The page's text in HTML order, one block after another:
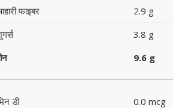
फाइबर
2.9 g
3.8 g
9.6 g
डी 0.0 mcg